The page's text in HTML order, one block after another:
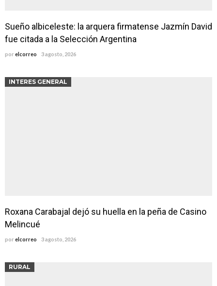
Sueño albiceleste: la arquera firmatense Jazmín David
fue citada a la Selección Argentina
por elcorreo 3 agosto, 2026
INTERES GENERAL
Roxana Carabajal dejó su huella en la peña de Casino
Melincué
por elcorreo 3 agosto, 2026
RURAL